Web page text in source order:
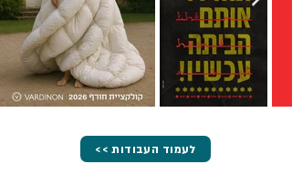
<< לעמוד העבודות